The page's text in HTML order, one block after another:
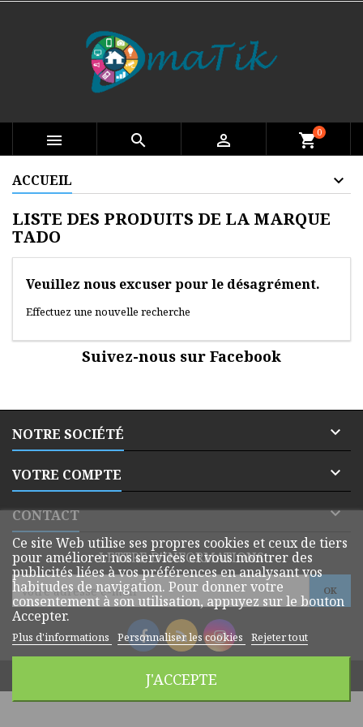
 search  shopping_cart0
ACCUEIL
LISTE DES PRODUITS DE LA MARQUE
TADO
Veuillez nous excuser pour le désagrément.
Effectuez une nouvelle recherche
Suivez-nous sur Facebook
NOTRE SOCIÉTÉ 
VOTRE COMPTE 
CONTACT 
Ce site Web utilise ses propres cookies et ceux de tiers
pour améliorer nos services et vous montrer des
publicités liées à vos préférences en analysant vos
habitudes de navigation. Pour donner votre
consentement à son utilisation, appuyez sur le bouton
Accepter.
Plus d'informations Personnaliser les cookies Rejeter tout
J'ACCEPTE
LETTRE D'INFORMATIONS
© Copyright 2026 Dmatik Webshop. All Rights Reserved.